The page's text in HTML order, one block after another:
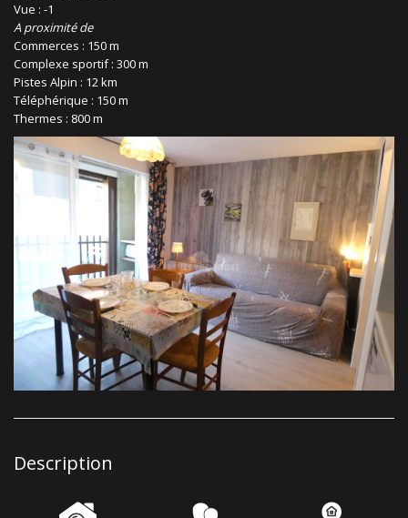
Vue : -1
A proximité de
Commerces : 150 m
Complexe sportif : 300 m
Pistes Alpin : 12 km
Téléphérique : 150 m
Thermes : 800 m
Description